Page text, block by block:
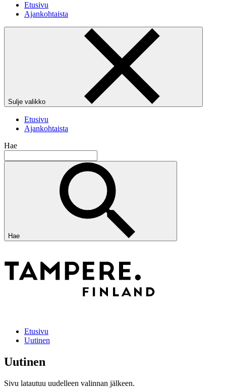
Etusivu
Ajankohtaista
Sulje valikko
Etusivu
Ajankohtaista
Hae
Hae
Etusivu
Uutinen
Uutinen
Sivu latautuu uudelleen valinnan jälkeen.